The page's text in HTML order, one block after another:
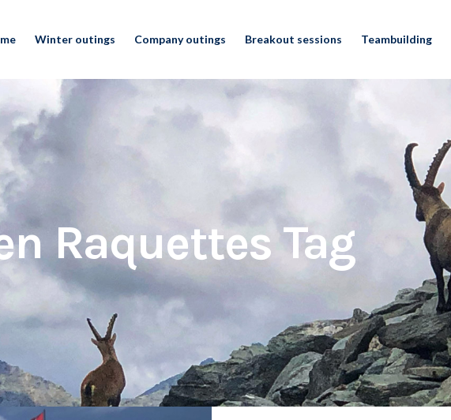
Winter outings Company outings Breakout sessions Teambuilding
Raquettes Tag